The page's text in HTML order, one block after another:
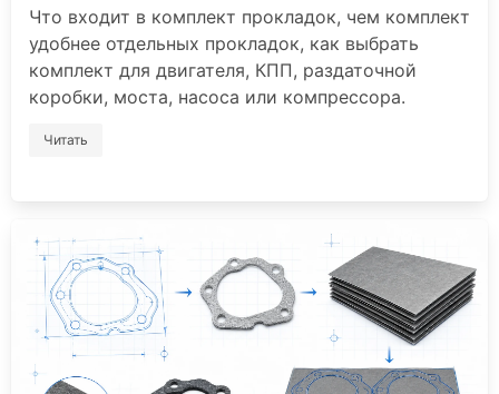
Что входит в комплект прокладок, чем комплект
удобнее отдельных прокладок, как выбрать
комплект для двигателя, КПП, раздаточной
коробки, моста, насоса или компрессора.
Читать